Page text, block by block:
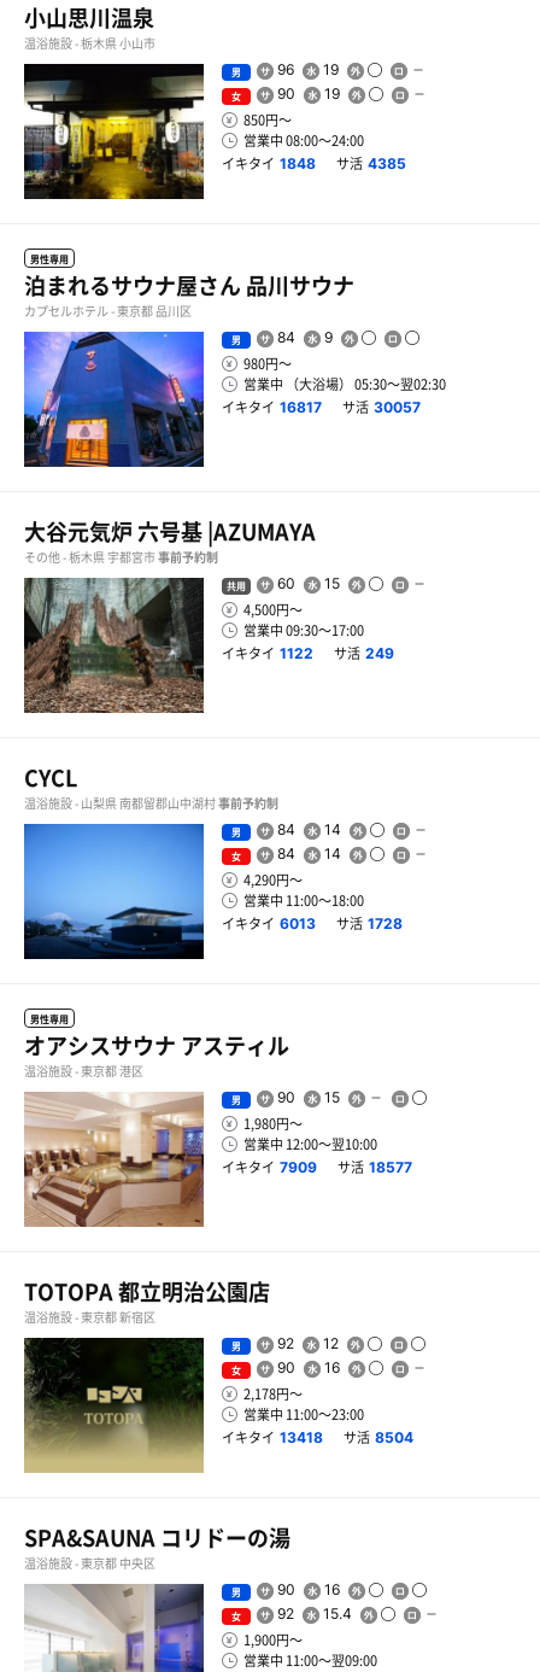
小山思川温泉
温浴施設 - 栃木県 小山市
男 96 19
女 90 19
850円〜
営業中 08:00〜24:00
イキタイ 1848 サ活 4385
男性専用
泊まれるサウナ屋さん 品川サウナ
カプセルホテル - 東京都 品川区
男 84 9
980円〜
営業中 （大浴場） 05:30〜翌02:30
イキタイ 16817 サ活 30057
大谷元気炉 六号基 |AZUMAYA
その他 - 栃木県 宇都宮市事前予約制
共用 60 15
4,500円〜
営業中 09:30〜17:00
イキタイ 1122 サ活 249
CYCL
温浴施設 - 山梨県 南都留郡山中湖村事前予約制
男 84 14
女 84 14
4,290円〜
営業中 11:00〜18:00
イキタイ 6013 サ活 1728
男性専用
オアシスサウナ アスティル
温浴施設 - 東京都 港区
男 90 15
1,980円〜
営業中 12:00〜翌10:00
イキタイ 7909 サ活 18577
TOTOPA 都立明治公園店
温浴施設 - 東京都 新宿区
男 92 12
女 90 16
2,178円〜
営業中 11:00〜23:00
イキタイ 13418 サ活 8504
SPA&SAUNA コリドーの湯
温浴施設 - 東京都 中央区
男 90 16
女 92 15.4
1,900円〜
営業中 11:00〜翌09:00